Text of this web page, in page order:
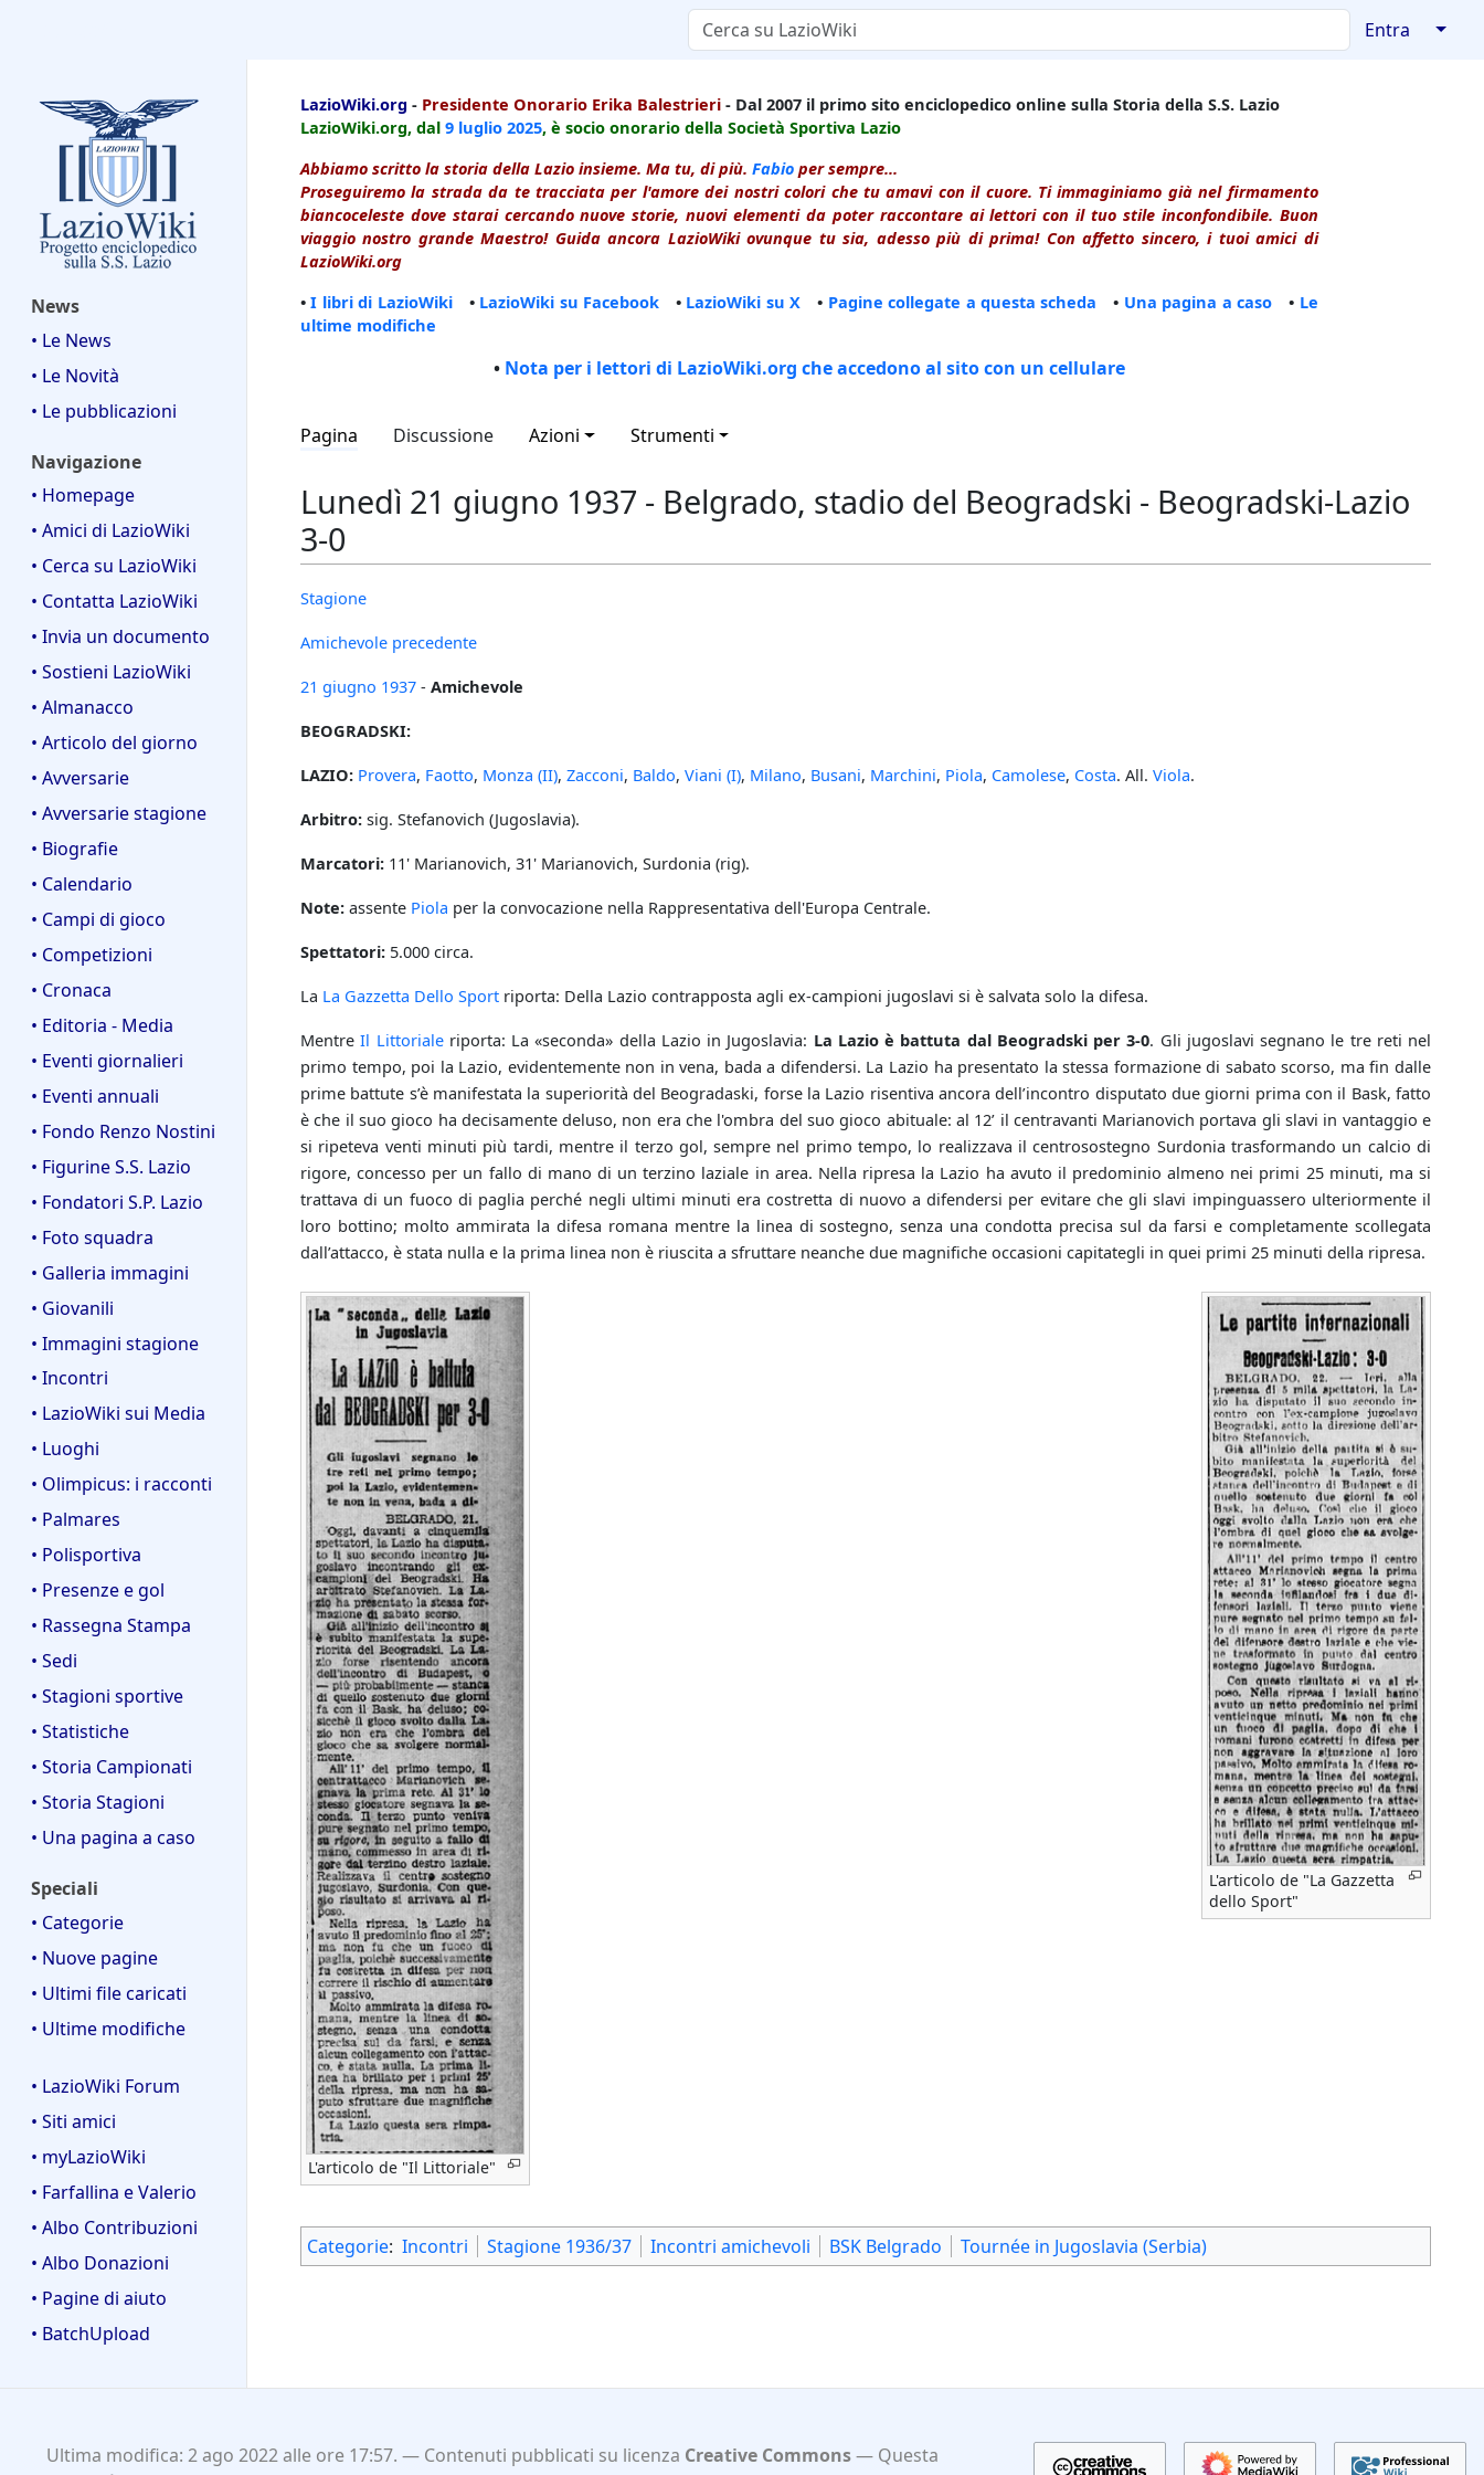
Entra ↓
News
• Le News
• Le Novità
• Le pubblicazioni
Navigazione
• Homepage
• Amici di LazioWiki
• Cerca su LazioWiki
• Contatta LazioWiki
• Invia un documento
• Sostieni LazioWiki
• Almanacco
• Articolo del giorno
• Avversarie
• Avversarie stagione
• Biografie
• Calendario
• Campi di gioco
• Competizioni
• Cronaca
• Editoria - Media
• Eventi giornalieri
• Eventi annuali
• Fondo Renzo Nostini
• Figurine S.S. Lazio
• Fondatori S.P. Lazio
• Foto squadra
• Galleria immagini
• Giovanili
• Immagini stagione
• Incontri
• LazioWiki sui Media
• Luoghi
• Olimpicus: i racconti
• Palmares
• Polisportiva
• Presenze e gol
• Rassegna Stampa
• Sedi
• Stagioni sportive
• Statistiche
• Storia Campionati
• Storia Stagioni
• Una pagina a caso
Speciali
• Categorie
• Nuove pagine
• Ultimi file caricati
• Ultime modifiche
• LazioWiki Forum
• Siti amici
• myLazioWiki
• Farfallina e Valerio
• Albo Contribuzioni
• Albo Donazioni
• Pagine di aiuto
• BatchUpload
LazioWiki.org - Presidente Onorario Erika Balestrieri - Dal 2007 il primo sito enciclopedico online sulla Storia della S.S. Lazio
LazioWiki.org, dal 9 luglio 2025, è socio onorario della Società Sportiva Lazio
Abbiamo scritto la storia della Lazio insieme. Ma tu, di più. Fabio per sempre...
Proseguiremo la strada da te tracciata per l'amore dei nostri colori che tu amavi con il cuore. Ti immaginiamo già nel firmamento
biancoceleste dove starai cercando nuove storie, nuovi elementi da poter raccontare ai lettori con il tuo stile inconfondibile. Buon
viaggio nostro grande Maestro! Guida ancora LazioWiki ovunque tu sia, adesso più di prima! Con affetto sincero, i tuoi amici di
LazioWiki.org
•I libri di LazioWiki• LazioWiki su Facebook • LazioWiki su X • Pagine collegate a questa scheda • Una pagina a caso • Le
ultime modifiche
• Nota per i lettori di LazioWiki.org che accedono al sito con un cellulare
Pagina Discussione Azioni Strumenti
Lunedì 21 giugno 1937 - Belgrado, stadio del Beogradski - Beogradski-Lazio
3-0
Stagione
Amichevole precedente
21 giugno 1937 - Amichevole
BEOGRADSKI:
LAZIO: Provera, Faotto, Monza (II), Zacconi, Baldo, Viani (I), Milano, Busani, Marchini, Piola, Camolese, Costa. All. Viola.
Arbitro: sig. Stefanovich (Jugoslavia).
Marcatori: 11' Marianovich, 31' Marianovich, Surdonia (rig).
Note: assente Piola per la convocazione nella Rappresentativa dell'Europa Centrale.
Spettatori: 5.000 circa.
La La Gazzetta Dello Sport riporta: Della Lazio contrapposta agli ex-campioni jugoslavi si è salvata solo la difesa.
MentreIl Littorialeriporta: La «seconda» della Lazio in Jugoslavia: La Lazio è battuta dal Beogradski per 3-0. Gli jugoslavi segnano le tre reti nel
primo tempo, poi la Lazio, evidentemente non in vena, bada a difendersi. La Lazio ha presentato la stessa formazione di sabato scorso, ma fin dalle
prime battute s’è manifestata la superiorità del Beogradaski, forse la Lazio risentiva ancora dell’incontro disputato due giorni prima con il Bask, fatto
è che il suo gioco ha decisamente deluso, non era che l'ombra del suo gioco abituale: al 12’ il centravanti Marianovich portava gli slavi in vantaggio e
si ripeteva venti minuti più tardi, mentre il terzo gol, sempre nel primo tempo, lo realizzava il centrosostegno Surdonia trasformando un calcio di
rigore, concesso per un fallo di mano di un terzino laziale in area. Nella ripresa la Lazio ha avuto il predominio almeno nei primi 25 minuti, ma si
trattava di un fuoco di paglia perché negli ultimi minuti era costretta di nuovo a difendersi per evitare che gli slavi impinguassero ulteriormente il
loro bottino; molto ammirata la difesa romana mentre la linea di sostegno, senza una condotta precisa sul da farsi e completamente scollegata
dall’attacco, è stata nulla e la prima linea non è riuscita a sfruttare neanche due magnifiche occasioni capitategli in quei primi 25 minuti della ripresa.
L'articolo de "Il Littoriale"
L'articolo de "La Gazzetta
dello Sport"
Categorie: Incontri Stagione 1936/37 Incontri amichevoli BSK Belgrado Tournée in Jugoslavia (Serbia)
Ultima modifica: 2 ago 2022 alle ore 17:57. Contenuti pubblicati su licenza Creative Commons
Questa